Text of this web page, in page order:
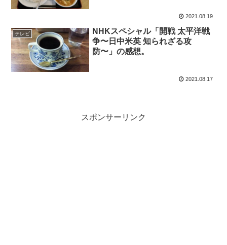
2021.08.19
テレビ
NHKスペシャル「開戦 太平洋戦
争〜日中米英 知られざる攻
防〜」の感想。
2021.08.17
スポンサーリンク